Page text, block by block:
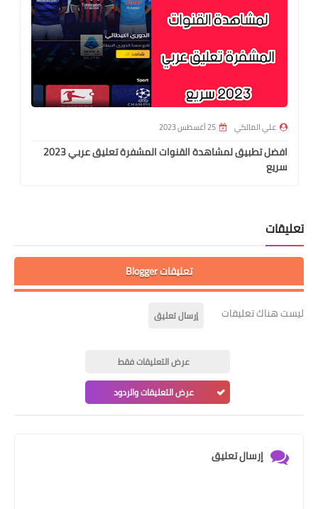
علي المالكي 25 أغسطس 2023
افضل تطبيق لمشاهدة القنوات المشفرة تعليق عربي 2023
سريع
تعليقات
تعليقات Blogger
ليست هناك تعليقات إرسال تعليق
عرض التعليقات فقط
عرض التعليقات والردود
إرسال تعليق